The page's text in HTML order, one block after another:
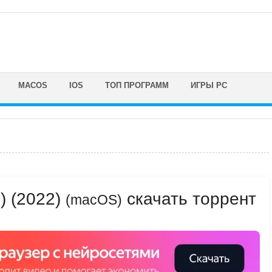
MACOS IOS ТОП ПРОГРАММ ИГРЫ PC
(2022) (macOS) скачать торрент